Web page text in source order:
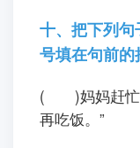
十、把下列
号填在句前
( )妈妈赶忙
再吃饭。”